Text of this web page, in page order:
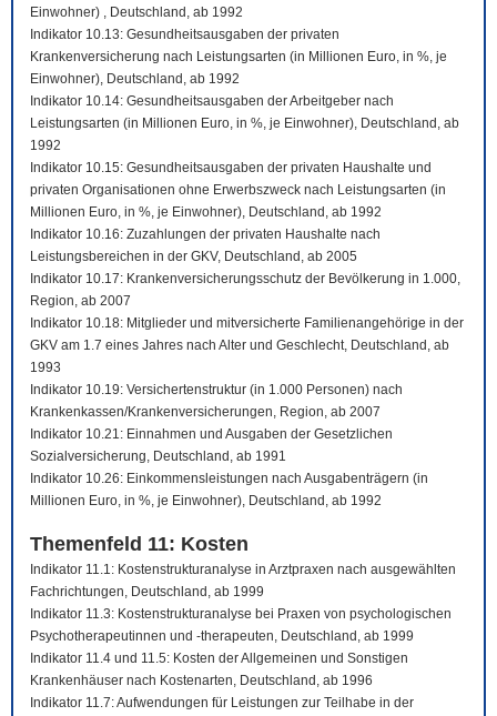
Einwohner) , Deutschland, ab 1992
Indikator 10.13: Gesundheitsausgaben der privaten
Krankenversicherung nach Leistungsarten (in Millionen Euro, in %, je
Einwohner), Deutschland, ab 1992
Indikator 10.14: Gesundheitsausgaben der Arbeitgeber nach
Leistungsarten (in Millionen Euro, in %, je Einwohner), Deutschland, ab
1992
Indikator 10.15: Gesundheitsausgaben der privaten Haushalte und
privaten Organisationen ohne Erwerbszweck nach Leistungsarten (in
Millionen Euro, in %, je Einwohner), Deutschland, ab 1992
Indikator 10.16: Zuzahlungen der privaten Haushalte nach
Leistungsbereichen in der GKV, Deutschland, ab 2005
Indikator 10.17: Krankenversicherungsschutz der Bevölkerung in 1.000,
Region, ab 2007
Indikator 10.18: Mitglieder und mitversicherte Familienangehörige in der
GKV am 1.7 eines Jahres nach Alter und Geschlecht, Deutschland, ab
1993
Indikator 10.19: Versichertenstruktur (in 1.000 Personen) nach
Krankenkassen/Krankenversicherungen, Region, ab 2007
Indikator 10.21: Einnahmen und Ausgaben der Gesetzlichen
Sozialversicherung, Deutschland, ab 1991
Indikator 10.26: Einkommensleistungen nach Ausgabenträgern (in
Millionen Euro, in %, je Einwohner), Deutschland, ab 1992
Themenfeld 11: Kosten
Indikator 11.1: Kostenstrukturanalyse in Arztpraxen nach ausgewählten
Fachrichtungen, Deutschland, ab 1999
Indikator 11.3: Kostenstrukturanalyse bei Praxen von psychologischen
Psychotherapeutinnen und -therapeuten, Deutschland, ab 1999
Indikator 11.4 und 11.5: Kosten der Allgemeinen und Sonstigen
Krankenhäuser nach Kostenarten, Deutschland, ab 1996
Indikator 11.7: Aufwendungen für Leistungen zur Teilhabe in der